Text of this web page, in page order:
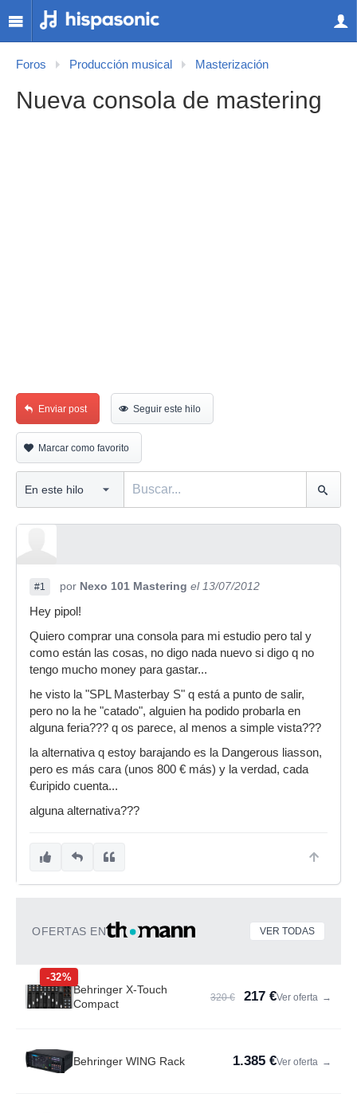
Foros Producción musical Masterización
Nueva consola de mastering
Enviar post Seguir este hilo
Marcar como favorito
#1 por Nexo 101 Mastering el 13/07/2012
Hey pipol!
Quiero comprar una consola para mi estudio pero tal y
como están las cosas, no digo nada nuevo si digo q no
tengo mucho money para gastar...
he visto la "SPL Masterbay S" q está a punto de salir,
pero no la he "catado", alguien ha podido probarla en
alguna feria??? q os parece, al menos a simple vista???
la alternativa q estoy barajando es la Dangerous liasson,
pero es más cara (unos 800 € más) y la verdad, cada
€uripido cuenta...
alguna alternativa???
OFERTAS EN VER TODAS
-32%
Behringer X-Touch
Compact
320 € 217 €Ver oferta →
Behringer WING Rack 1.385 €Ver oferta →